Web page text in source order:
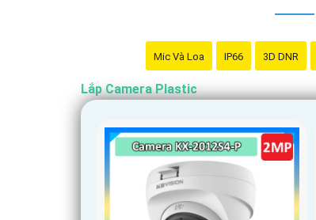
Mic Và Loa IP66 3D DNR
Lắp Camera Plastic